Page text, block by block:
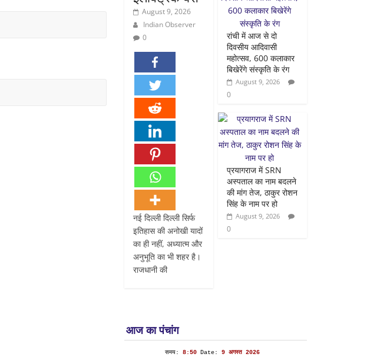
August 9, 2026
Indian Observer
0
नई दिल्ली दिल्ली सिर्फ
इतिहास की अनोखी यादों
का ही नहीं, अध्यात्म और
अनुभूति का भी शहर है।
राजधानी की
रांची में आज से दो
दिवसीय आदिवासी
महोत्सव, 600 कलाकार
बिखेरेंगे संस्कृति के रंग
August 9, 2026
0
प्रयागराज में SRN
अस्पताल का नाम बदलने
की मांग तेज, ठाकुर रोशन
सिंह के नाम पर हो
August 9, 2026
0
आज का पंचांग